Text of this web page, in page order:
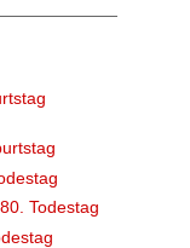
Todestag